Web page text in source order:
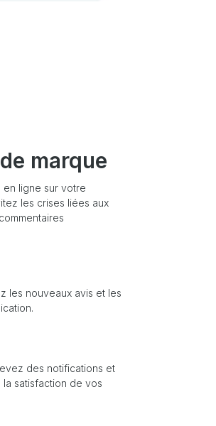
marque
ligne sur votre
les crises liées aux
les nouveaux avis et les
des notifications et
satisfaction de vos